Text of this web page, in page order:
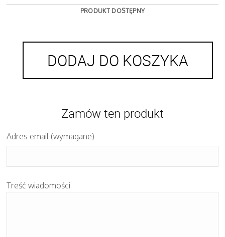
PRODUKT DOSTĘPNY
DODAJ DO KOSZYKA
Zamów ten produkt
Adres email (wymagane)
Treść wiadomości